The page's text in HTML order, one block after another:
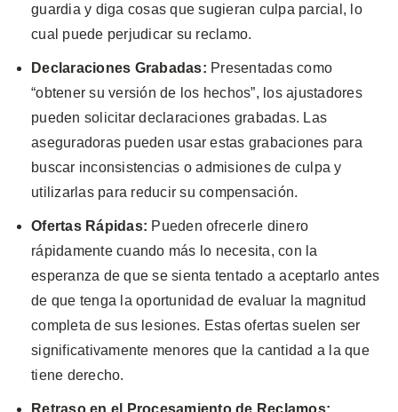
guardia y diga cosas que sugieran culpa parcial, lo
cual puede perjudicar su reclamo.
Declaraciones Grabadas: Presentadas como
“obtener su versión de los hechos”, los ajustadores
pueden solicitar declaraciones grabadas. Las
aseguradoras pueden usar estas grabaciones para
buscar inconsistencias o admisiones de culpa y
utilizarlas para reducir su compensación.
Ofertas Rápidas: Pueden ofrecerle dinero
rápidamente cuando más lo necesita, con la
esperanza de que se sienta tentado a aceptarlo antes
de que tenga la oportunidad de evaluar la magnitud
completa de sus lesiones. Estas ofertas suelen ser
significativamente menores que la cantidad a la que
tiene derecho.
Retraso en el Procesamiento de Reclamos: